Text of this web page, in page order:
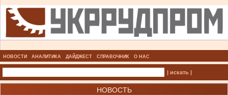
НОВОСТИ АНАЛИТИКА ДАЙДЖЕСТ СПРАВОЧНИК О НАС
| искать |
НОВОСТЬ